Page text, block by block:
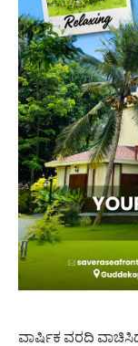
ವಾರ್ಷಿಕ ವರದಿ